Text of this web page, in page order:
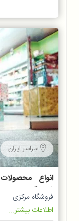
سراسر ایران
انواع
فروشگاه پت شاپ
فروشگاه مرکزی
اطلاعات بیشتر...